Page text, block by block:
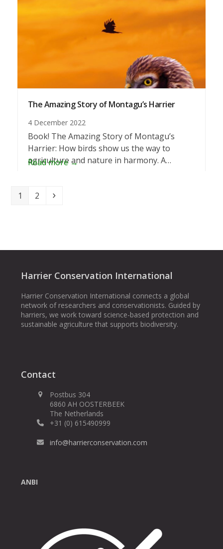
The Amazing Story of Montagu’s Harrier
4 December 2022
Book! The Amazing Story of Montagu’s
Harrier: How birds show us the way to
agriculture and nature in harmony. A…
Read more →
Page
1 Page
2 Next
Harrier Conservation International
Harrier Conservation International connects a global
network of researchers and conservationists. Guided by
harriers, we work toward science-based protection and
sustainable agriculture that supports biodiversity.
Contact
Postbus 304
6860 AH OOSTERBEEK
The Netherlands
+31 (0) 615490999
info@harrierconservation.com
ANBI